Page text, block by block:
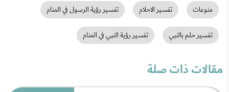
منوعات تفسير الاحلام تفسير رؤية الرسول في المنام
تفسير حلم بالنبي تفسير رؤية النبي في المنام
مقالات ذات صلة